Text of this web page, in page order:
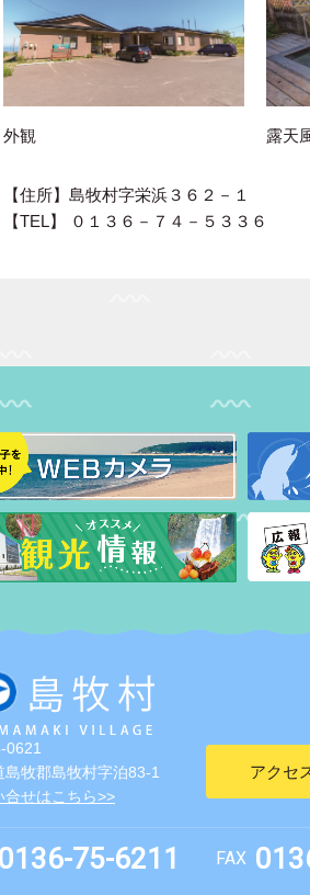
外観 露天
【住所】島牧村字栄浜３６２－１
【TEL】 ０１３６－７４－５３３６
0621
島牧郡島牧村字泊83-1
合せはこちら>>
アクセ
0136-75-6211 FAX